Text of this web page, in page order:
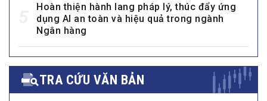
Hoàn thiện hành lang pháp lý, thúc đẩy ứng
dụng AI an toàn và hiệu quả trong ngành
Ngân hàng
TRA CỨU VĂN BẢN